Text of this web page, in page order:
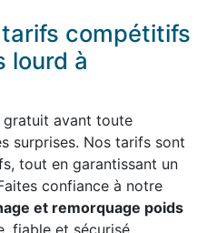
compétitifs
lourd à
gratuit avant toute
surprises. Nos tarifs sont
tout en garantissant un
confiance à notre
et remorquage poids
fiable et sécurisé.